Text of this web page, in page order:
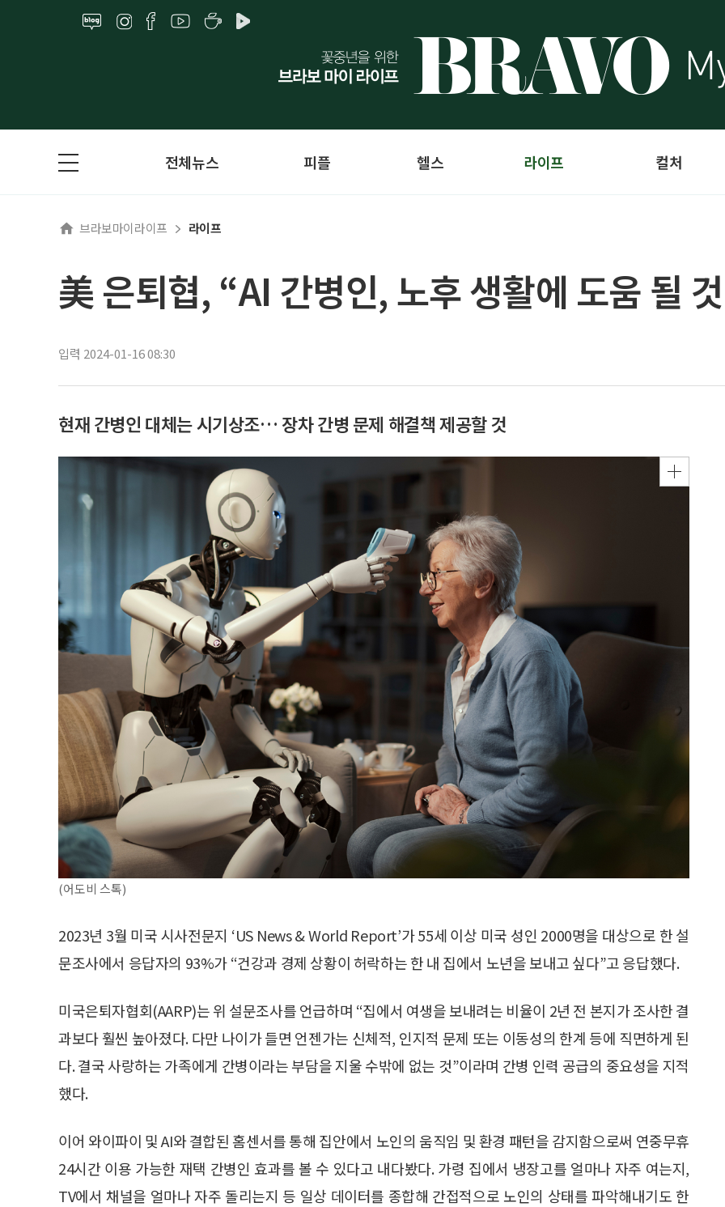
전체뉴스 피플 헬스 라이프 컬처
브라보마이라이프 라이프
美 은퇴협, “AI 간병인, 노후 생활에 도움 될
입력 2024-01-16 08:30
현재 간병인 대체는 시기상조… 장차 간병 문제 해결책 제공할 것
(어도비 스톡)
2023년 3월 미국 시사전문지 ‘US News & World Report’가 55세 이상 미국 성인 2000명을 대상으로 한 설
문조사에서 응답자의 93%가 “건강과 경제 상황이 허락하는 한 내 집에서 노년을 보내고 싶다”고 응답했다.
미국은퇴자협회(AARP)는 위 설문조사를 언급하며 “집에서 여생을 보내려는 비율이 2년 전 본지가 조사한 결
과보다 훨씬 높아졌다. 다만 나이가 들면 언젠가는 신체적, 인지적 문제 또는 이동성의 한계 등에 직면하게 된
다. 결국 사랑하는 가족에게 간병이라는 부담을 지울 수밖에 없는 것”이라며 간병 인력 공급의 중요성을 지적
했다.
이어 와이파이 및 AI와 결합된 홈센서를 통해 집안에서 노인의 움직임 및 환경 패턴을 감지함으로써 연중무휴
24시간 이용 가능한 재택 간병인 효과를 볼 수 있다고 내다봤다. 가령 집에서 냉장고를 얼마나 자주 여는지,
TV에서 채널을 얼마나 자주 돌리는지 등 일상 데이터를 종합해 간접적으로 노인의 상태를 파악해내기도 한